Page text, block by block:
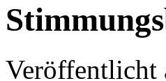
Veröffentlicht